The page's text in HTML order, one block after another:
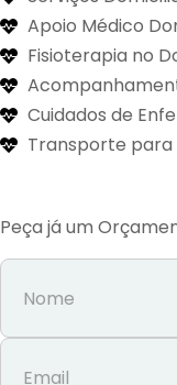
Apoio Médico
Fisioterapia no
Cuidados de
Transporte para
Peça já um